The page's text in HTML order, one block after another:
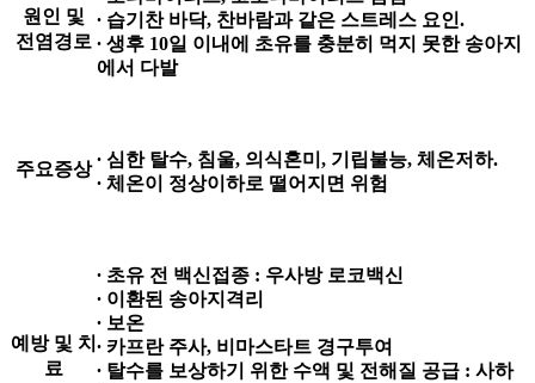
원인 및
전염경로
∙ 습기찬 바닥, 찬바람과 같은 스트레스 요인.
∙ 생후 10일 이내에 초유를 충분히 먹지 못한 송아지
에서 다발
주요증상 ∙ 심한 탈수, 침울, 의식혼미, 기립불능, 체온저하.
∙ 체온이 정상이하로 떨어지면 위험
예방 및 치
료
∙ 초유 전 백신접종 : 우사방 로코백신
∙ 이환된 송아지격리
∙ 보온
∙ 카프란 주사, 비마스타트 경구투여
∙ 탈수를 보상하기 위한 수액 및 전해질 공급 : 사하